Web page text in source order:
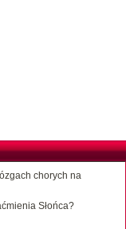
chorych na
Słońca?